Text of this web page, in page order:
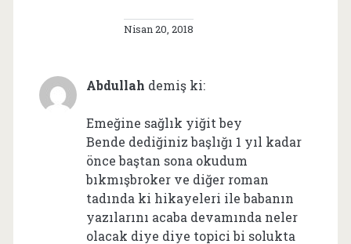
Nisan 20, 2018
Abdullah demiş ki:
Emeğine sağlık yiğit bey
Bende dediğiniz başlığı 1 yıl kadar
önce baştan sona okudum
bıkmışbroker ve diğer roman
tadında ki hikayeleri ile babanın
yazılarını acaba devamında neler
olacak diye diye topici bi solukta